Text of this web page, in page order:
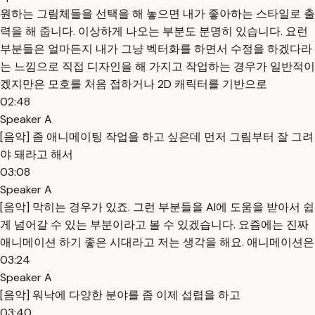
원하는 그림체들을 선택을 해 놓으면 내가 좋아하는 스타일로 출
력을 해 줍니다. 이상하게 나오는 부분도 분명히 있습니다. 요런
부분들은 얼마든지 내가 그냥 벡터화를 하면서 수정을 하겠다라
는 느낌으로 직접 디자인을 해 가지고 작업하는 경우가 일반적이
겠지만은 모호를 처음 접하거나 2D 캐릭터를 기반으로
02:48
Speaker A
[음악] 좀 애니메이팅 작업을 하고 싶은데 먼저 그림부터 잘 그려
야 돼라고 해서
03:08
Speaker A
[음악] 막히는 경우가 있죠. 그런 부분들을 AI에 도움을 받아서 쉽
게 넘어갈 수 있는 부분이라고 볼 수 있겠습니다. 요즘에는 진짜
애니메이션 하기 좋은 시대라고 저는 생각을 해요. 애니메이션은
03:24
Speaker A
[음악] 워낙에 다양한 분야를 좀 이제 섭렵을 하고